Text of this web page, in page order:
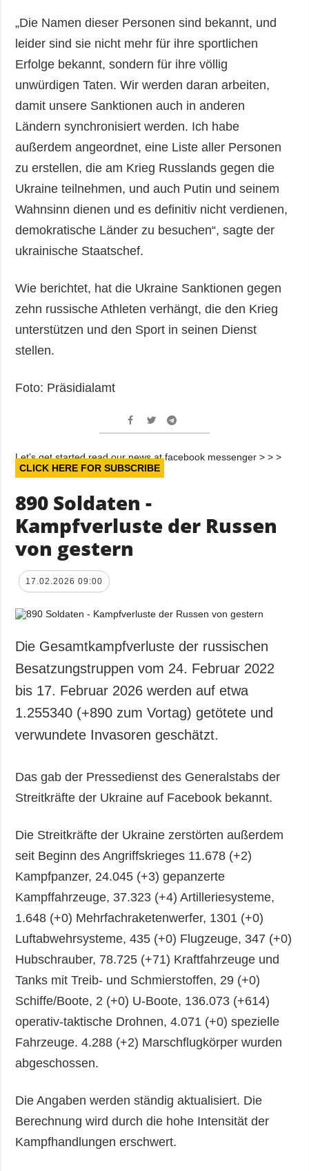
„Die Namen dieser Personen sind bekannt, und
leider sind sie nicht mehr für ihre sportlichen
Erfolge bekannt, sondern für ihre völlig
unwürdigen Taten. Wir werden daran arbeiten,
damit unsere Sanktionen auch in anderen
Ländern synchronisiert werden. Ich habe
außerdem angeordnet, eine Liste aller Personen
zu erstellen, die am Krieg Russlands gegen die
Ukraine teilnehmen, und auch Putin und seinem
Wahnsinn dienen und es definitiv nicht verdienen,
demokratische Länder zu besuchen“, sagte der
ukrainische Staatschef.
Wie berichtet, hat die Ukraine Sanktionen gegen
zehn russische Athleten verhängt, die den Krieg
unterstützen und den Sport in seinen Dienst
stellen.
Foto: Präsidialamt
Let’s get started read our news at facebook messenger > > >
CLICK HERE FOR SUBSCRIBE
890 Soldaten -
Kampfverluste der Russen
von gestern
17.02.2026 09:00
Die Gesamtkampfverluste der russischen
Besatzungstruppen vom 24. Februar 2022
bis 17. Februar 2026 werden auf etwa
1.255340 (+890 zum Vortag) getötete und
verwundete Invasoren geschätzt.
Das gab der Pressedienst des Generalstabs der
Streitkräfte der Ukraine auf Facebook bekannt.
Die Streitkräfte der Ukraine zerstörten außerdem
seit Beginn des Angriffskrieges 11.678 (+2)
Kampfpanzer, 24.045 (+3) gepanzerte
Kampffahrzeuge, 37.323 (+4) Artilleriesysteme,
1.648 (+0) Mehrfachraketenwerfer, 1301 (+0)
Luftabwehrsysteme, 435 (+0) Flugzeuge, 347 (+0)
Hubschrauber, 78.725 (+71) Kraftfahrzeuge und
Tanks mit Treib- und Schmierstoffen, 29 (+0)
Schiffe/Boote, 2 (+0) U-Boote, 136.073 (+614)
operativ-taktische Drohnen, 4.071 (+0) spezielle
Fahrzeuge. 4.288 (+2) Marschflugkörper wurden
abgeschossen.
Die Angaben werden ständig aktualisiert. Die
Berechnung wird durch die hohe Intensität der
Kampfhandlungen erschwert.